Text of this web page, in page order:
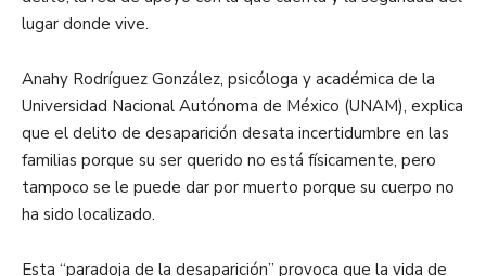
lugar donde vive.
Anahy Rodríguez González, psicóloga y académica de la
Universidad Nacional Autónoma de México (UNAM), explica
que el delito de desaparición desata incertidumbre en las
familias porque su ser querido no está físicamente, pero
tampoco se le puede dar por muerto porque su cuerpo no
ha sido localizado.
Esta “paradoja de la desaparición” provoca que la vida de